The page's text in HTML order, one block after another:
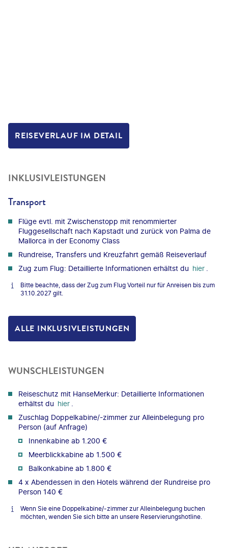
REISEVERLAUF IM DETAIL
INKLUSIVLEISTUNGEN
Transport
Flüge evtl. mit Zwischenstopp mit renommierter
Fluggesellschaft nach Kapstadt und zurück von Palma de
Mallorca in der Economy Class
Rundreise, Transfers und Kreuzfahrt gemäß Reiseverlauf
Zug zum Flug: Detaillierte Informationen erhältst du hier
Bitte beachte, dass der Zug zum Flug Vorteil nur für Anreisen bis zum
31.10.2027 gilt.
ALLE INKLUSIVLEISTUNGEN
WUNSCHLEISTUNGEN
Reiseschutz mit HanseMerkur: Detaillierte Informationen
erhältst du hier
Zuschlag Doppelkabine/-zimmer zur Alleinbelegung pro
Person (auf Anfrage)
Innenkabine ab 1.200 €
Meerblickkabine ab 1.500 €
Balkonkabine ab 1.800 €
4 x Abendessen in den Hotels während der Rundreise pro
Person 140 €
Wenn Sie eine Doppelkabine/-zimmer zur Alleinbelegung buchen
möchten, wenden Sie sich bitte an unsere Reservierungshotline.